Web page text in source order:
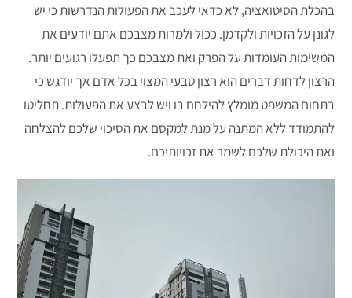
בהכלת הסיטואציה, לא כדאי לעכב את הפעולות הנדרשות כי יש
לגונן על הזכויות ולקדמן. ככול ולמרות מצבכם אתם יודעים את
המשימות העומדות על הפרק ואת מצבכם כך תפעלו רגועים יותר.
הרצון לדחות דברים הוא רצון טבעי המצוי בכל אדם אך יודגש כי
בתחום המשפט מומלץ להילחם בו ויש לבצע את הפעולות. תחליטו
להתמודד ללא המתנה על מנת למקסם את הסיכוי שלכם להצלחה
ואת היכולת שלכם לשמר את זכויותיכם.